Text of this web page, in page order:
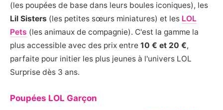
(les poupées de base dans leurs boules iconiques), les
Lil Sisters (les petites sœurs miniatures) et les LOL
Pets (les animaux de compagnie). C'est la gamme la
plus accessible avec des prix entre 10 € et 20 €,
parfaite pour initier les plus jeunes à l'univers LOL
Surprise dès 3 ans.
Poupées LOL Garçon